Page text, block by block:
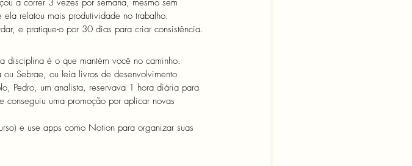
a correr 3 vezes por semana, mesmo sem
relatou mais produtividade no trabalho.
e pratique-o por 30 dias para criar consistência.
disciplina é o que mantém você no caminho.
Sebrae, ou leia livros de desenvolvimento
Pedro, um analista, reservava 1 hora diária para
conseguiu uma promoção por aplicar novas
e use apps como Notion para organizar suas